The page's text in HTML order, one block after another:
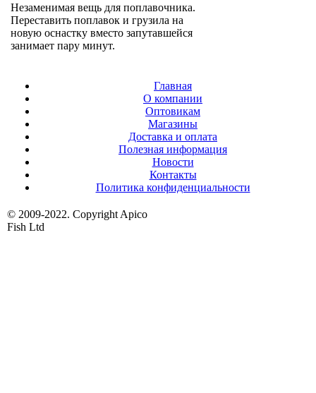
Незаменимая вещь для поплавочника.
Переставить поплавок и грузила на
новую оснастку вместо запутавшейся
занимает пару минут.
Главная
О компании
Оптовикам
Магазины
Доставка и оплата
Полезная информация
Новости
Контакты
Политика конфиденциальности
© 2009-2022. Copyright Apico
Fish Ltd